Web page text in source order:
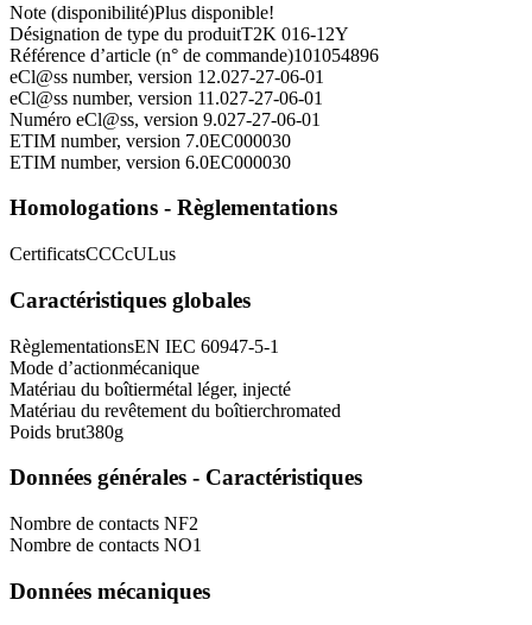
Note (disponibilité)Plus disponible!
Désignation de type du produitT2K 016-12Y
Référence d’article (n° de commande)101054896
eCl@ss number, version 12.027-27-06-01
eCl@ss number, version 11.027-27-06-01
Numéro eCl@ss, version 9.027-27-06-01
ETIM number, version 7.0EC000030
ETIM number, version 6.0EC000030
Homologations - Règlementations
CertificatsCCCcULus
Caractéristiques globales
RèglementationsEN IEC 60947-5-1
Mode d’actionmécanique
Matériau du boîtiermétal léger, injecté
Matériau du revêtement du boîtierchromated
Poids brut380g
Données générales - Caractéristiques
Nombre de contacts NF2
Nombre de contacts NO1
Données mécaniques